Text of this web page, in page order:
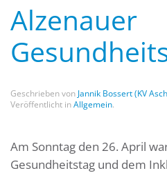
Alzenauer
Geschrieben von Jannik Bossert (KV
Veröffentlicht inAllgemein.
Am Sonntag den 26. April
Gesundheitstag und dem